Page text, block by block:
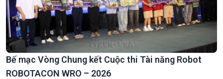
Bế mạc Vòng Chung kết Cuộc thi Tài năng Robot
ROBOTACON WRO – 2026